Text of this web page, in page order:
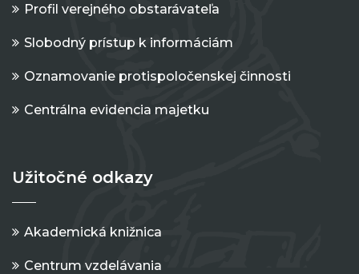
Profil verejného obstarávateľa
Slobodný prístup k informáciám
Oznamovanie protispoločenskej činnosti
Centrálna evidencia majetku
Užitočné odkazy
Akademická knižnica
Centrum vzdelávania